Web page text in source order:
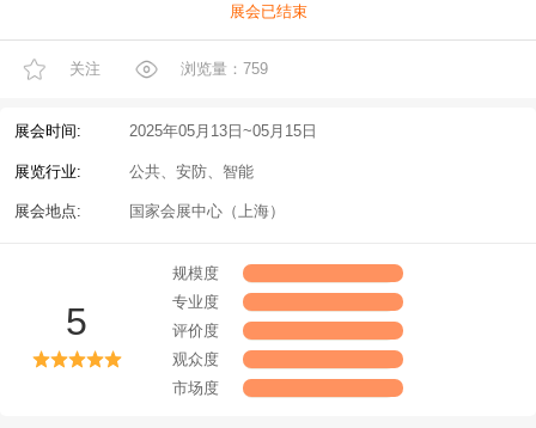
展会已结束
关注 浏览量：759
展会时间: 2025年05月13日~05月15日
展览行业: 公共、安防、智能
展会地点: 国家会展中心（上海）
5
规模度
专业度
评价度
观众度
市场度